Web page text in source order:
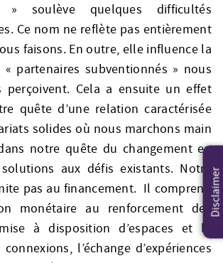
» soulève quelques difficultés
Ce nom ne reflète pas entièrement
faisons. En outre, elle influence la
partenaires subventionnés » nous
perçoivent. Cela a ensuite un effet
quête d’une relation caractérisée
solides où nous marchons main
notre quête du changement en
aux défis existants. Notre
pas au financement. Il comprend
monétaire au renforcement des
à disposition d’espaces et la
l’échange d’expériences
Disclaimer